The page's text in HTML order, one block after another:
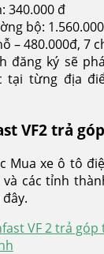
340.000 đ
bộ:
– 480.000đ, 7
đăng ký sẽ
tại từng địa
VF2 trả góp
Mua xe ô tô
và các tỉnh
VF 2 trả góp